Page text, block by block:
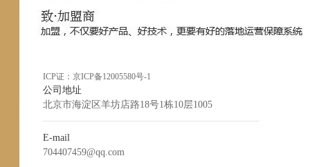
ICP证： 京ICP备12005580号-1
公司地址
北京市海淀区羊坊店路18号1栋10层1005
E-mail
704407459@qq.com